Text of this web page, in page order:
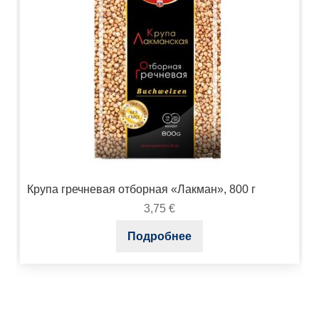
Крупа гречневая отборная «Лакман», 800 г
3,75 €
Подробнее